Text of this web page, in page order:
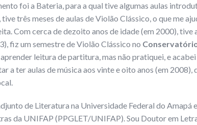
foi a Bateria, para a qual tive algumas aulas
três meses de aulas de Violão Clássico, o que me
Com cerca de dezoito anos de idade (em 2000), tive
fiz um semestre de Violão Clássico no
aprender leitura de partitura, mas não pratiquei, e acabei
a ter aulas de música aos vinte e oito anos (em 2008),
de Literatura na Universidade Federal do Amapá
da UNIFAP (PPGLET/UNIFAP). Sou Doutor em